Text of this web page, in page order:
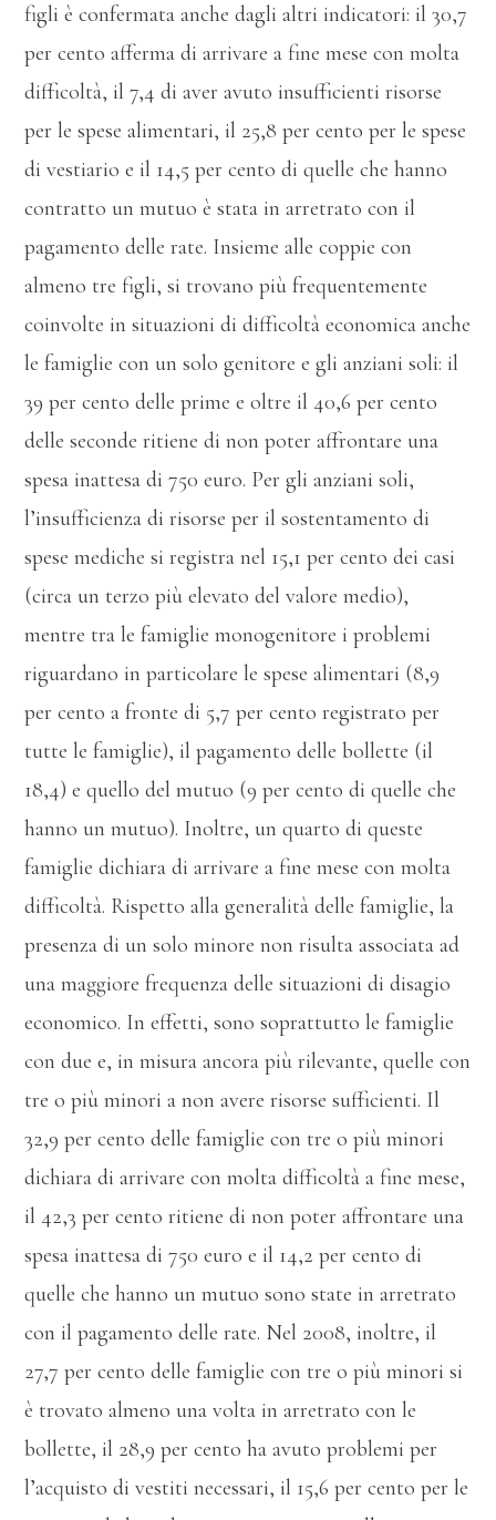
figli è confermata anche dagli altri indicatori: il 30,7
per cento afferma di arrivare a fine mese con molta
difficoltà, il 7,4 di aver avuto insufficienti risorse
per le spese alimentari, il 25,8 per cento per le spese
di vestiario e il 14,5 per cento di quelle che hanno
contratto un mutuo è stata in arretrato con il
pagamento delle rate. Insieme alle coppie con
almeno tre figli, si trovano più frequentemente
coinvolte in situazioni di difficoltà economica anche
le famiglie con un solo genitore e gli anziani soli: il
39 per cento delle prime e oltre il 40,6 per cento
delle seconde ritiene di non poter affrontare una
spesa inattesa di 750 euro. Per gli anziani soli,
l’insufficienza di risorse per il sostentamento di
spese mediche si registra nel 15,1 per cento dei casi
(circa un terzo più elevato del valore medio),
mentre tra le famiglie monogenitore i problemi
riguardano in particolare le spese alimentari (8,9
per cento a fronte di 5,7 per cento registrato per
tutte le famiglie), il pagamento delle bollette (il
18,4) e quello del mutuo (9 per cento di quelle che
hanno un mutuo). Inoltre, un quarto di queste
famiglie dichiara di arrivare a fine mese con molta
difficoltà. Rispetto alla generalità delle famiglie, la
presenza di un solo minore non risulta associata ad
una maggiore frequenza delle situazioni di disagio
economico. In effetti, sono soprattutto le famiglie
con due e, in misura ancora più rilevante, quelle con
tre o più minori a non avere risorse sufficienti. Il
32,9 per cento delle famiglie con tre o più minori
dichiara di arrivare con molta difficoltà a fine mese,
il 42,3 per cento ritiene di non poter affrontare una
spesa inattesa di 750 euro e il 14,2 per cento di
quelle che hanno un mutuo sono state in arretrato
con il pagamento delle rate. Nel 2008, inoltre, il
27,7 per cento delle famiglie con tre o più minori si
è trovato almeno una volta in arretrato con le
bollette, il 28,9 per cento ha avuto problemi per
l’acquisto di vestiti necessari, il 15,6 per cento per le